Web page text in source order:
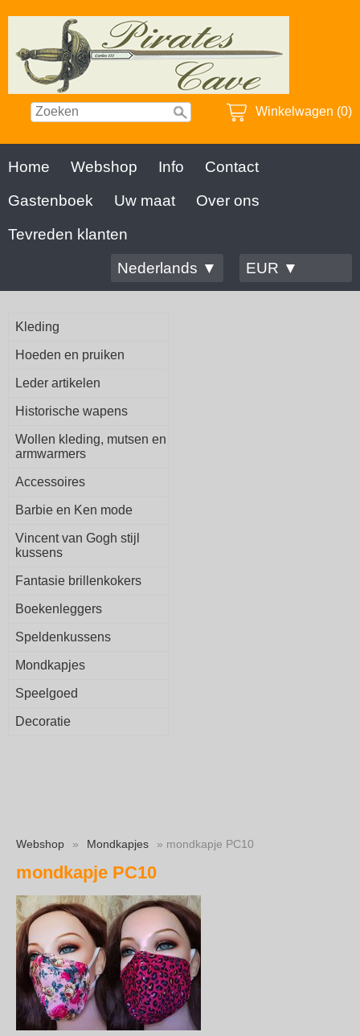
Winkelwagen (0)
Home Webshop Info
Contact
Gastenboek
Uw maat
Over ons
Tevreden klanten
Nederlands ▼
EUR ▼
Kleding
Hoeden en pruiken
Leder artikelen
Historische wapens
Wollen kleding, mutsen en
armwarmers
Accessoires
Barbie en Ken mode
Vincent van Gogh stijl
kussens
Fantasie brillenkokers
Boekenleggers
Speldenkussens
Mondkapjes
Speelgoed
Decoratie
Webshop » Mondkapjes » mondkapje PC10
mondkapje PC10